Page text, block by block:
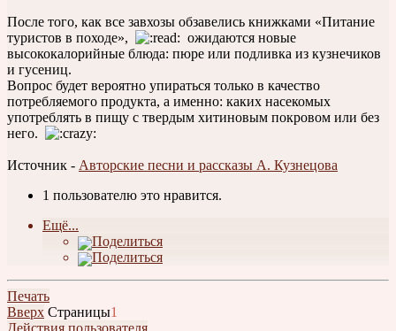
После того, как все завхозы обзавелись книжками «Питание
туристов в походе»,
ожидаются новые
высококалорийные блюда: пюре или подливка из кузнечиков
и гусениц.
Вопрос будет вероятно упираться только в качество
потребляемого продукта, а именно: каких насекомых
употреблять в пищу с твердым хитиновым покровом или без
него.
Источник - Авторские песни и рассказы А. Кузнецова
1 пользователю это нравится.
Ещё...
Поделиться
Поделиться
Печать
Вверх Страницы1